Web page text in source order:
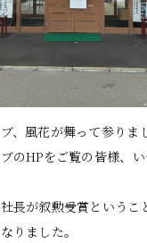
、風花が舞って参りま
のHPをご覧の皆様、
長が叙勲受賞というこ
りました。